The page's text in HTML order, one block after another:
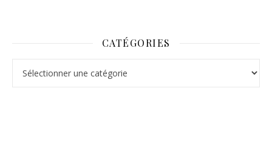
CATÉGORIES